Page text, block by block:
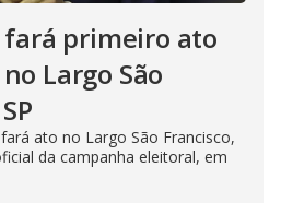
fará primeiro ato
Largo São
ato no Largo São Francisco,
da campanha eleitoral, em